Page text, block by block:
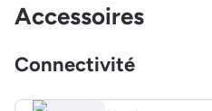
Accessoires
Connectivité